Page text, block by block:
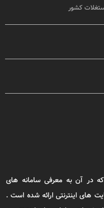
کشور
در آن به معرفی سامانه های
های اینترنتی ارائه شده است .